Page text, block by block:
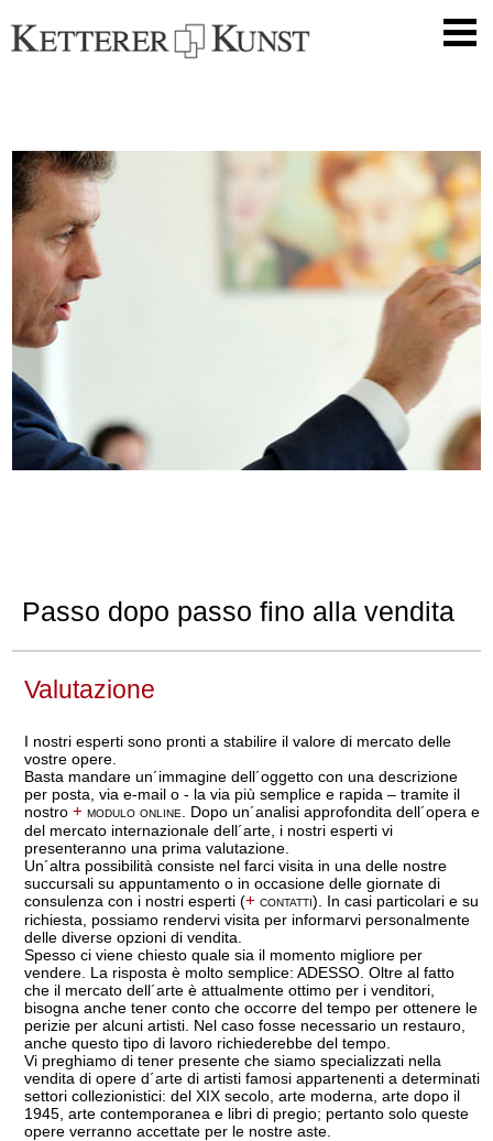
Passo dopo passo fino alla vendita
Valutazione
I nostri esperti sono pronti a stabilire il valore di mercato delle
vostre opere.
Basta mandare un´immagine dell´oggetto con una descrizione
per posta, via e-mail o - la via più semplice e rapida – tramite il
nostro + modulo online . Dopo un´analisi approfondita dell´opera e
del mercato internazionale dell´arte, i nostri esperti vi
presenteranno una prima valutazione.
Un´altra possibilità consiste nel farci visita in una delle nostre
succursali su appuntamento o in occasione delle giornate di
consulenza con i nostri esperti (+ contatti). In casi particolari e su
richiesta, possiamo rendervi visita per informarvi personalmente
delle diverse opzioni di vendita.
Spesso ci viene chiesto quale sia il momento migliore per
vendere. La risposta è molto semplice: ADESSO. Oltre al fatto
che il mercato dell´arte è attualmente ottimo per i venditori,
bisogna anche tener conto che occorre del tempo per ottenere le
perizie per alcuni artisti. Nel caso fosse necessario un restauro,
anche questo tipo di lavoro richiederebbe del tempo.
Vi preghiamo di tener presente che siamo specializzati nella
vendita di opere d´arte di artisti famosi appartenenti a determinati
settori collezionistici: del XIX secolo, arte moderna, arte dopo il
1945, arte contemporanea e libri di pregio; pertanto solo queste
opere verranno accettate per le nostre aste.